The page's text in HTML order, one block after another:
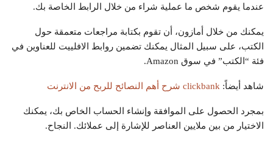
عندما يقوم شخص ما عملية شراء من خلال الرابط الخاصة بك.
يمكنك من خلال أمازون، أن تقوم بكتابة مراجعات متعمقة حول
الكتب، على سبيل المثال يمكنك تضمين روابط الافلييت للعناوين في
فئة “الكتب” في سوق Amazon.
شاهد أيضاً: clickbank شرح أهم النصائح للربح من الانترنت
بمجرد الحصول على الموافقة وإنشاء الحساب الخاص بك، يمكنك
الاختيار من بين ملايين العناصر للإشارة إلى عملائك. النجاح.